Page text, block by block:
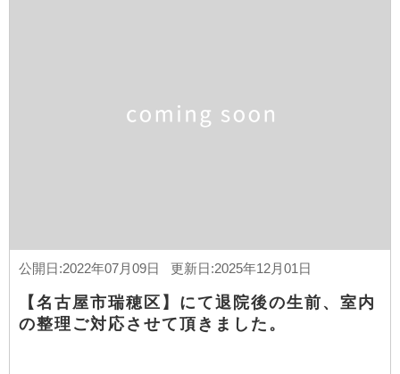
公開日:2022年07月09日 更新日:2025年12月01日
【名古屋市瑞穂区】にて退院後の生前、室内
の整理ご対応させて頂きました。